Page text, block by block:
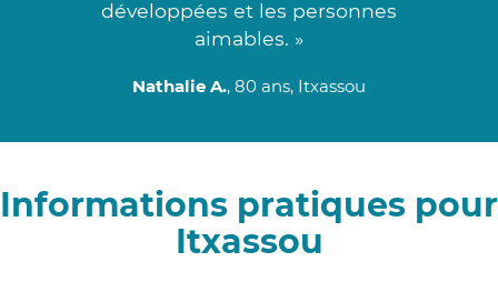
développées et les personnes
aimables. »
Nathalie A., 80 ans, Itxassou
Informations pratiques pour
Itxassou